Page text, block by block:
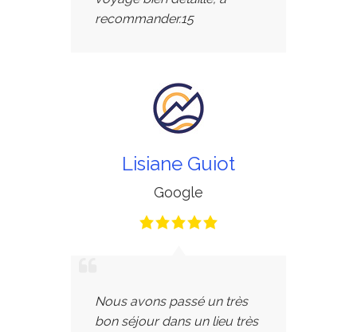
recommander.15
Lisiane Guiot
Google
Nous avons passé un très
bon séjour dans un lieu très